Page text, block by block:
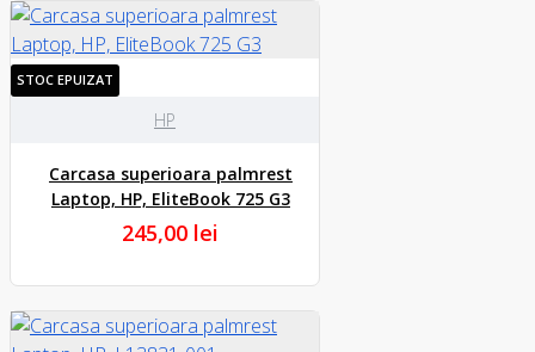
STOC EPUIZAT
HP
Carcasa superioara palmrest
Laptop, HP, EliteBook 725 G3
245,00 lei